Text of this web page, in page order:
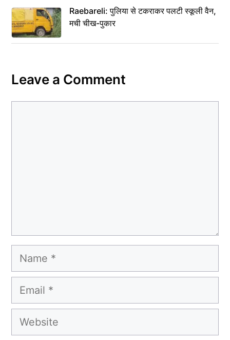
Raebareli: पुलिया से टकराकर पलटी स्कूली वैन,
मची चीख-पुकार
Leave a Comment
Name
Email
Website